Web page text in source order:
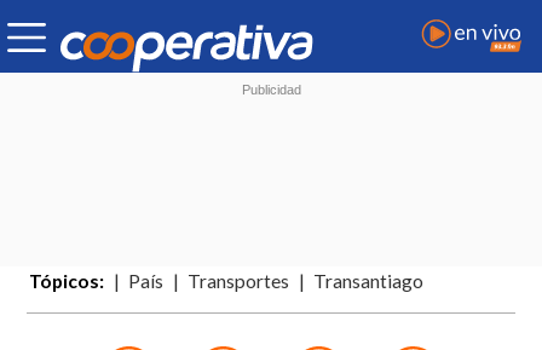
Tópicos: País Transportes Transantiago